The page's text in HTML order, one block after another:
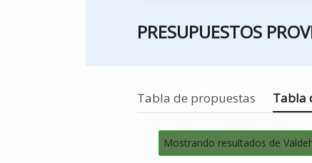
PRESUPUESTOS
Tabla de propuestas Estás
Tabla
Mostrando resultados de